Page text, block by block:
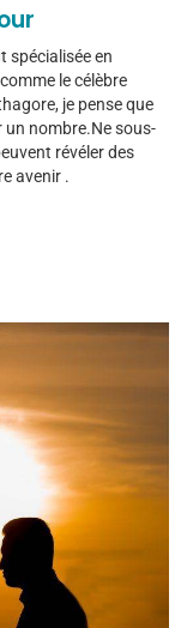
spécialisée en
le célèbre
je pense que
un nombre.Ne sous-
révéler des
avenir .